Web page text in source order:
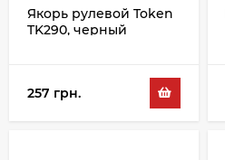
Якорь рулевой Token
TK290, черный
257 грн.